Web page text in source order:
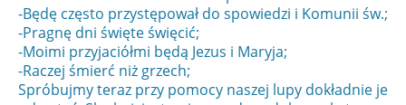
-Będę często przystępował do spowiedzi i Komunii św.;
-Pragnę dni święte święcić;
-Moimi przyjaciółmi będą Jezus i Maryja;
-Raczej śmierć niż grzech;
Spróbujmy teraz przy pomocy naszej lupy dokładnie je